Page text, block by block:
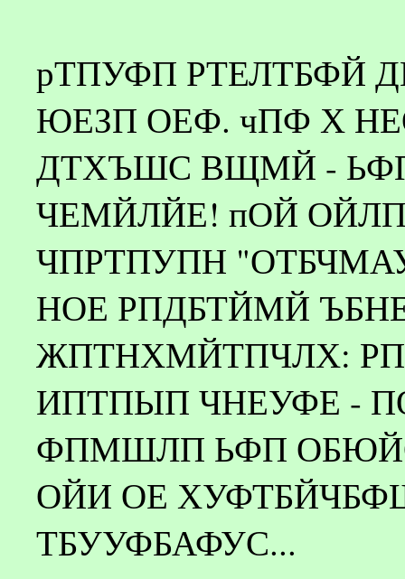
рТПУФП РТЕЛТБФЙ
ЮЕЗП ОЕФ. чПФ Х
ДТХЪШС ВЩМЙ -
ЧЕМЙЛЙЕ! пОЙ
ЧПРТПУПН
НОЕ РПДБТЙМЙ
ЖПТНХМЙТПЧЛХ:
ИПТПЫП ЧНЕУФЕ -
ФПМШЛП ЬФП
ОЙИ ОЕ
ТБУУФБАФУС...